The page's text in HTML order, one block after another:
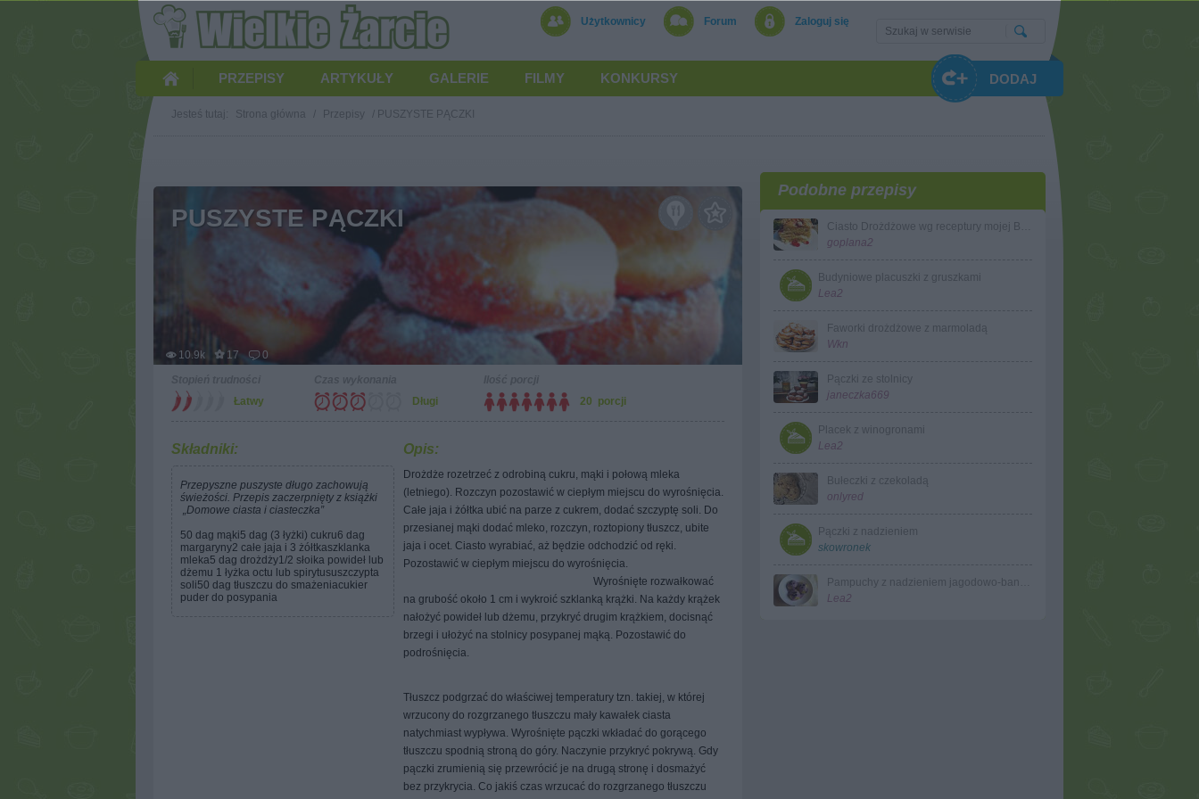
Użytkownicy Forum Zaloguj się
PRZEPISY ARTYKUŁY GALERIE FILMY KONKURSY DODAJ
Jesteś tutaj: Strona główna / Przepisy / PUSZYSTE PĄCZKI
PUSZYSTE PĄCZKI
10.9k 17
0
Łatwy
Długi
20 porcji
Składniki:
Przepyszne puszyste długo zachowują
świeżości. Przepis zaczerpnięty z książki
„Domowe ciasta i ciasteczka”
50 dag mąki5 dag (3 łyżki) cukru6 dag
margaryny2 całe jaja i 3 żółtkaszklanka
mleka5 dag drożdży1/2 słoika powideł lub
dżemu 1 łyżka octu lub spirytususzczypta
soli50 dag tłuszczu do smażeniacukier
puder do posypania
Opis:
Drożdże rozetrzeć z odrobiną cukru, mąki i połową mleka
(letniego). Rozczyn pozostawić w ciepłym miejscu do wyrośnięcia.
Całe jaja i żółtka ubić na parze z cukrem, dodać szczyptę soli. Do
przesianej mąki dodać mleko, rozczyn, roztopiony tłuszcz, ubite
jaja i ocet. Ciasto wyrabiać, aż będzie odchodzić od ręki.
Pozostawić w ciepłym miejscu do wyrośnięcia.
Wyrośnięte rozwałkować
na grubość około 1 cm i wykroić szklanką krążki. Na każdy krążek
nałożyć powideł lub dżemu, przykryć drugim krążkiem, docisnąć
brzegi i ułożyć na stolnicy posypanej mąką. Pozostawić do
podrośnięcia.
Tłuszcz podgrzać do właściwej temperatury tzn. takiej, w której
wrzucony do rozgrzanego tłuszczu mały kawałek ciasta
natychmiast wypływa. Wyrośnięte pączki wkładać do gorącego
tłuszczu spodnią stroną do góry. Naczynie przykryć pokrywą. Gdy
pączki zrumienią się przewrócić je na drugą stronę i dosmażyć
bez przykrycia. Co jakiś czas wrzucać do rozgrzanego tłuszczu
Podobne przepisy
goplana2
Budyniowe placuszki z gruszkami
Lea2
Faworki drożdżowe z marmoladą
Wkn
Pączki ze stolnicy
janeczka669
Placek z winogronami
Lea2
Bułeczki z czekoladą
onlyred
Pączki z nadzieniem
skowronek
Lea2